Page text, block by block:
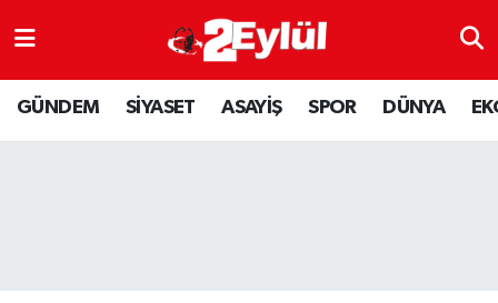
GÜNDEM SİYASET ASAYİŞ SPOR DÜNYA
ASAYİŞ
DÜNYA
Nöbetçi Eczaneler
Hava Durumu